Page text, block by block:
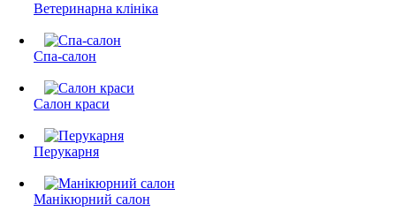
Ветеринарна клініка
Спа-салон
Салон краси
Перукарня
Манікюрний салон